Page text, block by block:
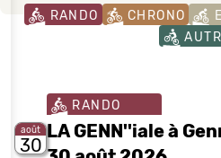
RANDO CHRONO
août
30
RANDO
LA GENN''iale à